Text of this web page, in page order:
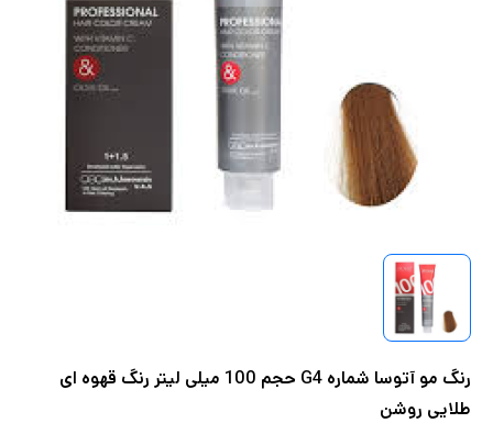
رنگ مو آتوسا شماره G4 حجم 100 میلی لیتر رنگ قهوه ای
طلایی روشن